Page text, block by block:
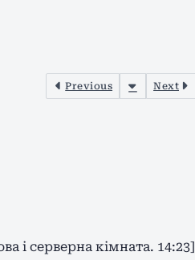
Previous Next
і серверна кімната. 14:23]